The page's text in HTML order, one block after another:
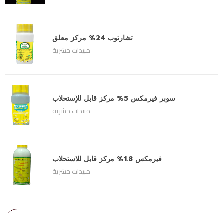
تشارتوب 24% مركز معلق
مبيدات حشرية
سوبر فيرمكس 5% مركز قابل للإستحلاب
مبيدات حشرية
فيرمكس 1.8% مركز قابل للاستحلاب
مبيدات حشرية